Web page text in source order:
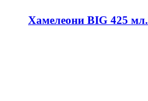
Хамелеони BIG 425 мл.